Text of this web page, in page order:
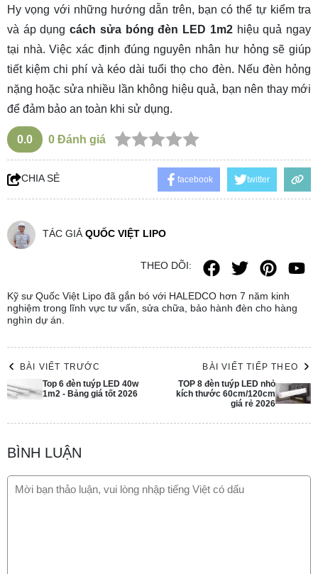
Hy vọng với những hướng dẫn trên, bạn có thể tự kiểm tra
và áp dụngcách sửa bóng đèn LED 1m2hiệu quả ngay
tại nhà. Việc xác định đúng nguyên nhân hư hỏng sẽ giúp
tiết kiệm chi phí và kéo dài tuổi thọ cho đèn. Nếu đèn hỏng
nặng hoặc sửa nhiều lần không hiệu quả, bạn nên thay mới
để đảm bảo an toàn khi sử dụng.
0.0 0 Đánh giá
CHIA SẺ facebook twitter
TÁC GIẢ QUỐC VIỆT LIPO
THEO DÕI:
Kỹ sư Quốc Việt Lipo đã gắn bó với HALEDCO hơn 7 năm kinh
nghiệm trong lĩnh vực tư vấn, sửa chữa, bảo hành đèn cho hàng
nghìn dự án.
BÀI VIẾT TRƯỚC
Top 6 đèn tuýp LED 40w
1m2 - Bảng giá tốt 2026
BÀI VIẾT TIẾP THEO
TOP 8 đèn tuýp LED nhỏ
kích thước 60cm/120cm
giá rẻ 2026
BÌNH LUẬN